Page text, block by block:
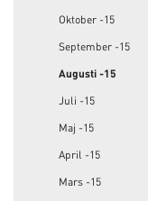
Oktober -15
September -15
Augusti -15
Juli -15
Maj -15
April -15
Mars -15